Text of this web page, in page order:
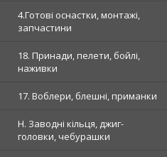
4.Готові оснастки, монтажі,
запчастини
18. Принади, пелети, бойлі,
наживки
17. Воблери, блешні, приманки
H. Заводні кільця, джиг-
головки, чебурашки